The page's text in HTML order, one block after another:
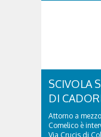
SCIVOLA
DI
Attorno a
Comelico è
Via Crucis di